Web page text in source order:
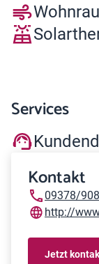
Services
Kontakt
09378/
http://
Jetzt